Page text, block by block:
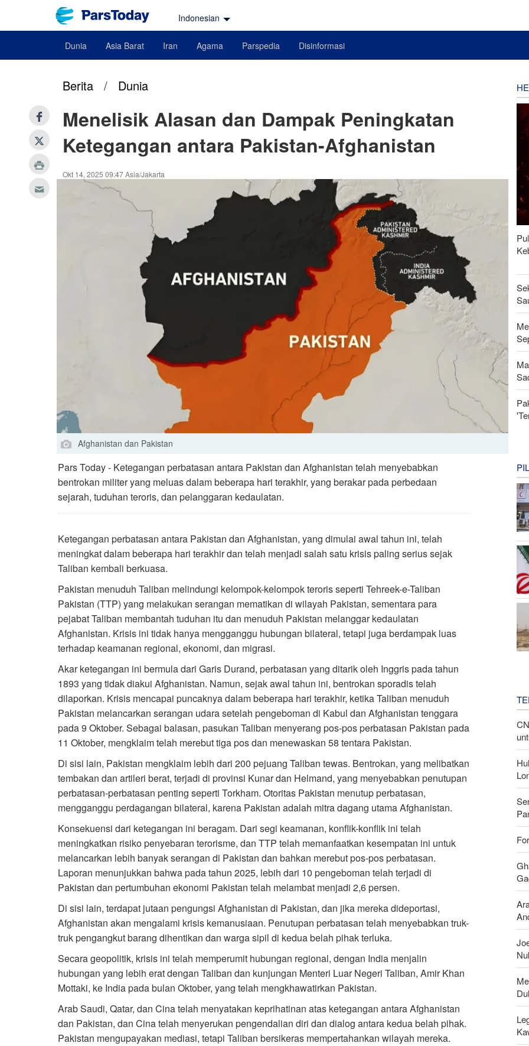
Indonesian
Dunia Asia Barat Iran Agama Parspedia Disinformasi
Berita / Dunia
Menelisik Alasan dan Dampak Peningkatan
Ketegangan antara Pakistan-Afghanistan
Okt 14, 2025 09:47 Asia/Jakarta
Afghanistan dan Pakistan
Pars Today - Ketegangan perbatasan antara Pakistan dan Afghanistan telah menyebabkan
bentrokan militer yang meluas dalam beberapa hari terakhir, yang berakar pada perbedaan
sejarah, tuduhan teroris, dan pelanggaran kedaulatan.
Ketegangan perbatasan antara Pakistan dan Afghanistan, yang dimulai awal tahun ini, telah
meningkat dalam beberapa hari terakhir dan telah menjadi salah satu krisis paling serius sejak
Taliban kembali berkuasa.
Pakistan menuduh Taliban melindungi kelompok-kelompok teroris seperti Tehreek-e-Taliban
Pakistan (TTP) yang melakukan serangan mematikan di wilayah Pakistan, sementara para
pejabat Taliban membantah tuduhan itu dan menuduh Pakistan melanggar kedaulatan
Afghanistan. Krisis ini tidak hanya mengganggu hubungan bilateral, tetapi juga berdampak luas
terhadap keamanan regional, ekonomi, dan migrasi.
Akar ketegangan ini bermula dari Garis Durand, perbatasan yang ditarik oleh Inggris pada tahun
1893 yang tidak diakui Afghanistan. Namun, sejak awal tahun ini, bentrokan sporadis telah
dilaporkan. Krisis mencapai puncaknya dalam beberapa hari terakhir, ketika Taliban menuduh
Pakistan melancarkan serangan udara setelah pengeboman di Kabul dan Afghanistan tenggara
pada 9 Oktober. Sebagai balasan, pasukan Taliban menyerang pos-pos perbatasan Pakistan pada
11 Oktober, mengklaim telah merebut tiga pos dan menewaskan 58 tentara Pakistan.
Di sisi lain, Pakistan mengklaim lebih dari 200 pejuang Taliban tewas. Bentrokan, yang melibatkan
tembakan dan artileri berat, terjadi di provinsi Kunar dan Helmand, yang menyebabkan penutupan
perbatasan-perbatasan penting seperti Torkham. Otoritas Pakistan menutup perbatasan,
mengganggu perdagangan bilateral, karena Pakistan adalah mitra dagang utama Afghanistan.
Konsekuensi dari ketegangan ini beragam. Dari segi keamanan, konflik-konflik ini telah
meningkatkan risiko penyebaran terorisme, dan TTP telah memanfaatkan kesempatan ini untuk
melancarkan lebih banyak serangan di Pakistan dan bahkan merebut pos-pos perbatasan.
Laporan menunjukkan bahwa pada tahun 2025, lebih dari 10 pengeboman telah terjadi di
Pakistan dan pertumbuhan ekonomi Pakistan telah melambat menjadi 2,6 persen.
Di sisi lain, terdapat jutaan pengungsi Afghanistan di Pakistan, dan jika mereka dideportasi,
Afghanistan akan mengalami krisis kemanusiaan. Penutupan perbatasan telah menyebabkan truk-
truk pengangkut barang dihentikan dan warga sipil di kedua belah pihak terluka.
Secara geopolitik, krisis ini telah memperumit hubungan regional, dengan India menjalin
hubungan yang lebih erat dengan Taliban dan kunjungan Menteri Luar Negeri Taliban, Amir Khan
Mottaki, ke India pada bulan Oktober, yang telah mengkhawatirkan Pakistan.
Arab Saudi, Qatar, dan Cina telah menyatakan keprihatinan atas ketegangan antara Afghanistan
dan Pakistan, dan Cina telah menyerukan pengendalian diri dan dialog antara kedua belah pihak.
Pakistan mengupayakan mediasi, tetapi Taliban bersikeras mempertahankan wilayah mereka.